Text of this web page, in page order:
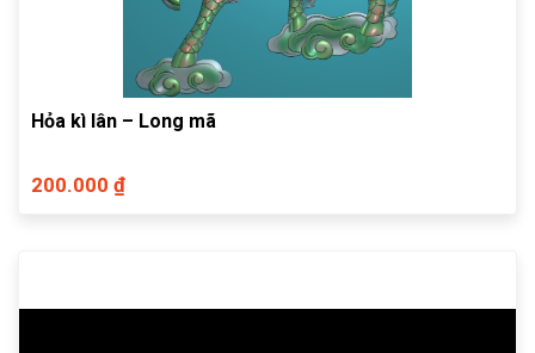
Hỏa kì lân – Long mã
200.000 ₫